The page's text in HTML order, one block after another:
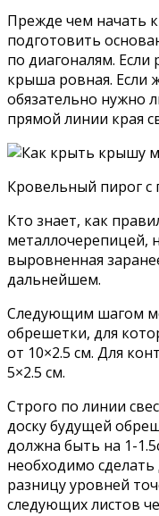
Прежде чем начать
подготовить
по диагоналям.
крыша ровная. Если
обязательно нужно
прямой линии края
Кровельный пирог
Кто знает, как
металлочерепицей,
выровненная
дальнейшем.
Следующим шагом
обрешетки, для
от 10×2.5 см. Для
5×2.5 см.
Строго по линии
доску будущей
должна быть на 1-
необходимо
разницу уровней
следующих листов